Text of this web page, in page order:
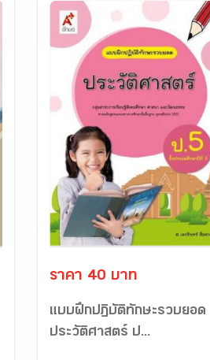
ราคา 40 บาท
แบบฝึกปฏิบัติทักษะรวบยอด
ประวัติศาสตร์ ป...